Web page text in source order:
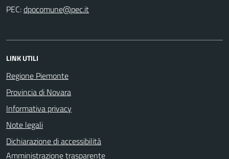
PEC:
LINK UTILI
Regione Piemonte
Provincia di Novara
Informativa privacy
Note legali
Dichiarazione di accessibilità
Amministrazione trasparente